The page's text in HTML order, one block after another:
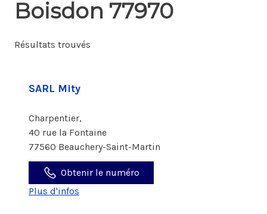
Boisdon 77970
Résultats trouvés
SARL Mity
Charpentier,
40 rue la Fontaine
77560 Beauchery-Saint-Martin
Obtenir le numéro
Plus d'infos